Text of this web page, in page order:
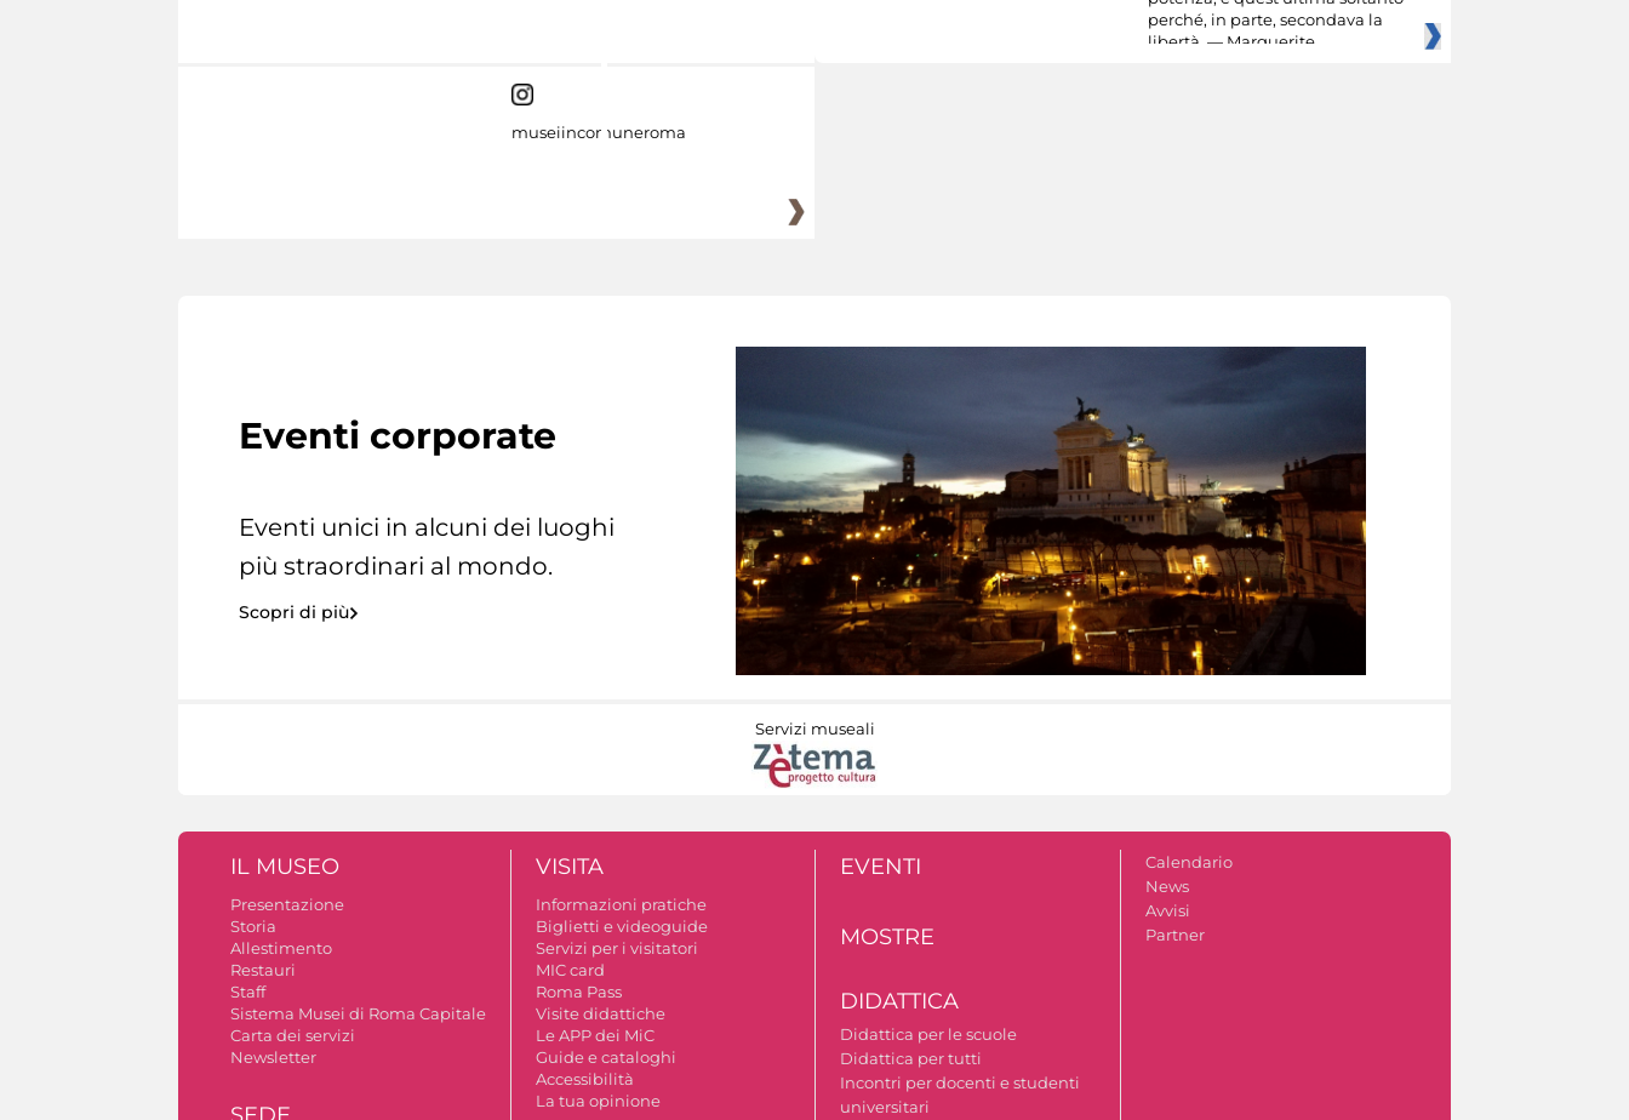
perché, in parte, secondava la
libertà. — Marguerite
museiincomuneroma
Eventi corporate
Eventi unici in alcuni dei luoghi
più straordinari al mondo.
Scopri di più
Servizi museali
IL MUSEO
Presentazione
Storia
Allestimento
Restauri
Staff
Sistema Musei di Roma Capitale
Carta dei servizi
Newsletter
SEDE
VISITA
Informazioni pratiche
Biglietti e videoguide
Servizi per i visitatori
MIC card
Roma Pass
Visite didattiche
Le APP dei MiC
Guide e cataloghi
Accessibilità
La tua opinione
EVENTI
MOSTRE
DIDATTICA
Didattica per le scuole
Didattica per tutti
Incontri per docenti e studenti
universitari
Calendario
News
Avvisi
Partner